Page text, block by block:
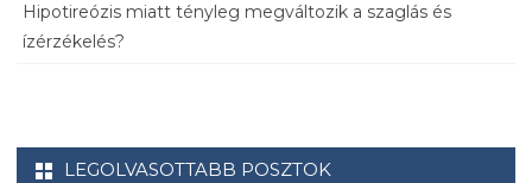
Hipotireózis miatt tényleg megváltozik a szaglás és
ízérzékelés?
LEGOLVASOTTABB POSZTOK